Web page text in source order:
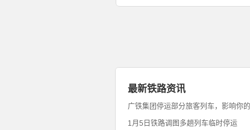
最新铁路资讯
广铁集团停运部分旅客列车，影响你
1月5日铁路调图多趟列车临时停运